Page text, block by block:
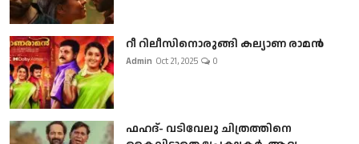
റീ റിലീസിനൊരുങ്ങി കല്യാണ രാമൻ
Admin Oct 21, 2025 0
ഫഹദ്- വടിവേലു ചിത്രത്തിനെ